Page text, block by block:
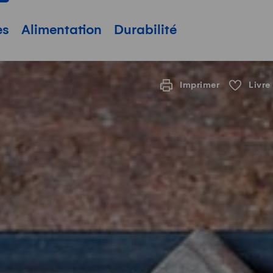
Alimentation Durabilité
Imprimer Livre